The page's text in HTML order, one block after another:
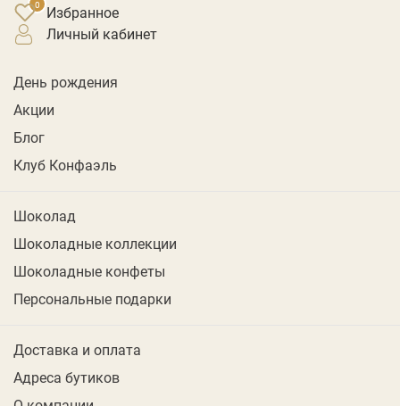
Избранное
личный кабинет
День рождения
Акции
Блог
Клуб Конфаэль
Шоколад
Шоколадные коллекции
Шоколадные конфеты
Персональные подарки
Доставка и оплата
Адреса бутиков